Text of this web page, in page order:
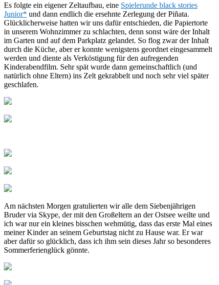
Es folgte ein eigener Zeltaufbau, eine Spielerunde black stories
Junior* und dann endlich die ersehnte Zerlegung der Piñata.
Glücklicherweise hatten wir uns dafür entschieden, die Papiertorte
in unserem Wohnzimmer zu schlachten, denn sonst wäre der Inhalt
im Garten und auf dem Parkplatz gelandet. So flog zwar der Inhalt
durch die Küche, aber er konnte wenigstens geordnet eingesammelt
werden und diente als Verköstigung für den aufregenden
Kinderabendfilm. Sehr spät wurde dann gemeinschaftlich (und
natürlich ohne Eltern) ins Zelt gekrabbelt und noch sehr viel später
geschlafen.
Am nächsten Morgen gratulierten wir alle dem Siebenjährigen
Bruder via Skype, der mit den Großeltern an der Ostsee weilte und
ich war nur ein kleines bisschen wehmütig, dass das erste Mal eines
meiner Kinder an seinem Geburtstag nicht zu Hause war. Er war
aber dafür so glücklich, dass ich ihm sein dieses Jahr so besonderes
Sommerferienglück gönnte.